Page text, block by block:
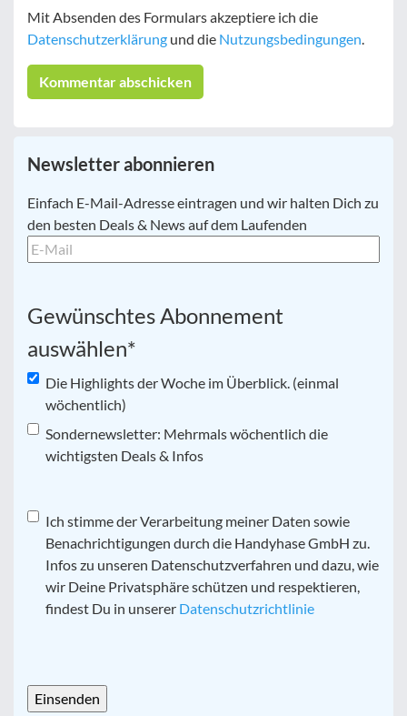
Mit Absenden des Formulars akzeptiere ich die
Datenschutzerklärung und die Nutzungsbedingungen
Newsletter abonnieren
E-
Mail *
Einfach E-Mail-Adresse eintragen und wir halten Dich zu
den besten Deals & News auf dem Laufenden
Gewünschtes Abonnement
auswählen*
Die Highlights der Woche im Überblick. (einmal
wöchentlich)
Sondernewsletter: Mehrmals wöchentlich die
wichtigsten Deals & Infos
Datenschutz*
Ich stimme der Verarbeitung meiner Daten sowie
Benachrichtigungen durch die Handyhase GmbH zu.
Infos zu unseren Datenschutzverfahren und dazu, wie
wir Deine Privatsphäre schützen und respektieren,
findest Du in unserer Datenschutzrichtlinie